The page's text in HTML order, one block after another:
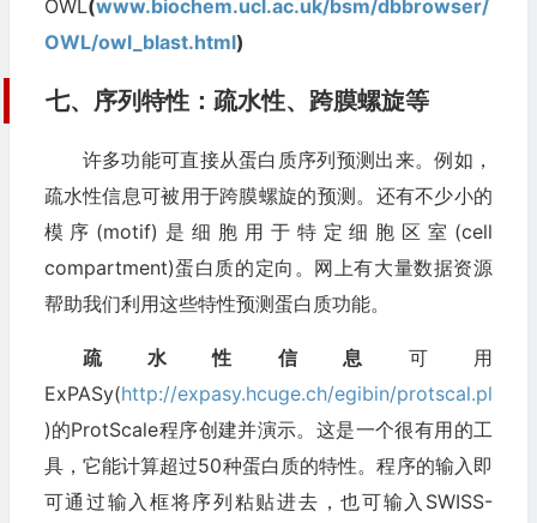
OWL(www.biochem.ucl.ac.uk/bsm/dbbrowser/
OWL/owl_blast.html)
七、序列特性：疏水性、跨膜螺旋等
许多功能可直接从蛋白质序列预测出来。例如，
疏水性信息可被用于跨膜螺旋的预测。还有不少小的
模序(motif)是细胞用于特定细胞区室(cell
compartment)蛋白质的定向。网上有大量数据资源
帮助我们利用这些特性预测蛋白质功能。
疏水性信息 可用
ExPASy(http://expasy.hcuge.ch/egibin/protscal.pl
)的ProtScale程序创建并演示。这是一个很有用的工
具，它能计算超过50种蛋白质的特性。程序的输入即
可通过输入框将序列粘贴进去，也可输入SWISS-